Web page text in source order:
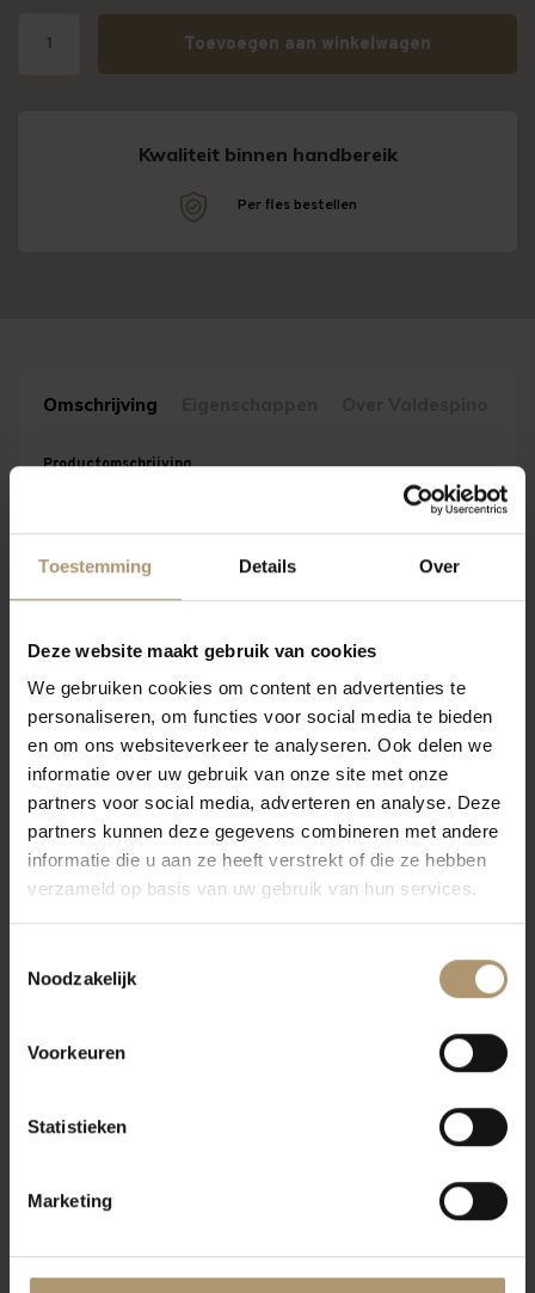
Toestemming Details Over
Deze website maakt gebruik van cookies
We gebruiken cookies om content en advertenties te
personaliseren, om functies voor social media te bieden
en om ons websiteverkeer te analyseren. Ook delen we
informatie over uw gebruik van onze site met onze
partners voor social media, adverteren en analyse. Deze
partners kunnen deze gegevens combineren met andere
informatie die u aan ze heeft verstrekt of die ze hebben
verzameld op basis van uw gebruik van hun services.
Noodzakelijk
Voorkeuren
Statistieken
Marketing
Toevoegen aan winkelwagen
Kwaliteit binnen handbereik
Per fles bestellen
Omschrijving
Productomschrijving
Een lichte strogele kleur met delicate, gistachtige aroma's en
minerale tonen. De smaak is droog, fris en crispy met een pittige,
delicate afdronk.
De wijngaard Albariza is gelegen in het unieke Pago de Miraflores
in de kustregio Sanlucar de Barrameda. Bijzonder is dat de bodem
een zeer hoog gehalte van calciumcarbonaat bevat, dat zorgt
voor de mineraliteit in de wijn. De druiven zijn afkomstig van
wijnstokken met een gemiddelde leeftijd van 5 jaar.
Eten & Drinken
Perfect als aperitief of gecombineerd met zeevruchten en
visgerechten of met nootjes. Serveer de sherry gekoeld (tussen
de 8 ºC tot 10 ºC) en in een wit wijnglas.
Vinificatie
De druiven worden handmatig geoogst en gedeeltelijk ontsteeld.
De licht gekneusde druiven worden gekoeld en het spontaan
aflopende sap (dus zonder persing) wordt met natuurlijke gisten
en 5 jaar gerijpt in Solera's en criadera's in Sanlucar de